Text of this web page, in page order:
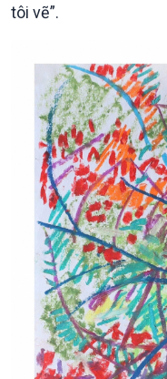
Xã hội
Tin Đời sống & Xã hội
360 độ Sức khỏe
Chuyển đổi Xanh
Tài nguyên và Môi
Chuyên gia của bạn
Xã hội chuyển động
Bước chân đến trường
tôi vẽ”.